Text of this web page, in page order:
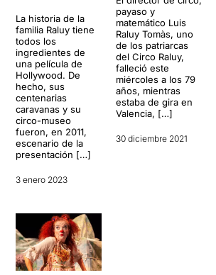
La historia de la
familia Raluy tiene
todos los
ingredientes de
una película de
Hollywood. De
hecho, sus
centenarias
caravanas y su
circo-museo
fueron, en 2011,
escenario de la
presentación […]
3 enero 2023
payaso y
matemático Luis
Raluy Tomàs, uno
de los patriarcas
del Circo Raluy,
falleció este
miércoles a los 79
años, mientras
estaba de gira en
Valencia, […]
30 diciembre 2021